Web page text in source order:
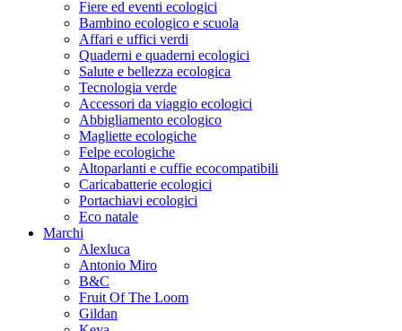
Fiere ed eventi ecologici
Bambino ecologico e scuola
Affari e uffici verdi
Quaderni e quaderni ecologici
Salute e bellezza ecologica
Tecnologia verde
Accessori da viaggio ecologici
Abbigliamento ecologico
Magliette ecologiche
Felpe ecologiche
Altoparlanti e cuffie ecocompatibili
Caricabatterie ecologici
Portachiavi ecologici
Eco natale
Marchi
Alexluca
Antonio Miro
B&C
Fruit Of The Loom
Gildan